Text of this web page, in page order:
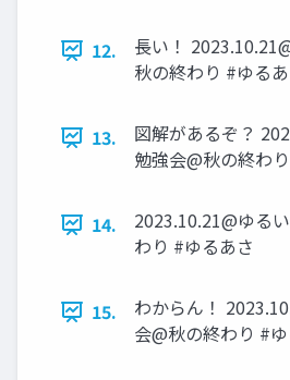
12.
長い！
秋の終わり #ゆる
13.
図解があるぞ？
勉強会@秋の終わ
14.
2023.10.21@ゆる
わり #ゆるあさ
15.
わからん！
会@秋の終わり #